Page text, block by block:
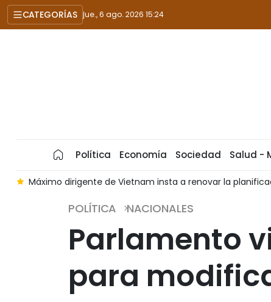
CATEGORÍAS jue., 6 ago. 2026 15:24
Política Economía Sociedad Salud -
dirigente de Vietnam insta a renovar la planificación
POLÍTICA NACIONALES
Parlamento
para